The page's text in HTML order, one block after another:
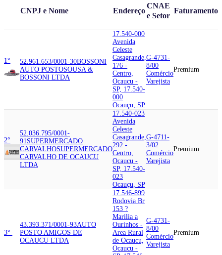
CNPJ e Nome Endereço
CNAE
e Setor
Faturamento
1° 52.961.653/0001-30BOSSONI
AUTO POSTOSOUSA &
BOSSONI LTDA
17.540-000
Avenida
Celeste
Casagrande,
176 -
Centro,
Ocaucu -
SP, 17.540-
000
Ocauçu, SP
G-4731-
8/00
Comércio
Varejista
Premium
2°
52.036.795/0001-
91 SUPERMERCADO
CARVALHOSUPERMERCADO
CARVALHO DE OCAUCU
LTDA
17.540-023
Avenida
Celeste
Casagrande,
292 -
Centro,
Ocaucu -
SP, 17.540-
023
Ocauçu, SP
G-4711-
3/02
Comércio
Varejista
Premium
3°
43.393.371/0001-93AUTO
POSTO AMIGOS DE
OCAUCU LTDA
17.546-899
Rodovia Br
153 ?
Marilia a
Ourinhos -
Area Rural
de Ocaucu,
Ocaucu -
G-4731-
8/00
Comércio
Varejista
Premium